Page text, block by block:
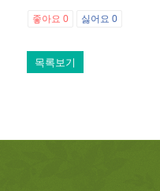
좋아요 0 싫어요 0
목록보기